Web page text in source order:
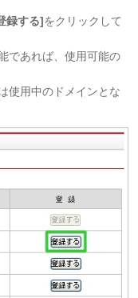
録する]をクリックして
であれば、使用可能の
使用中のドメインとな